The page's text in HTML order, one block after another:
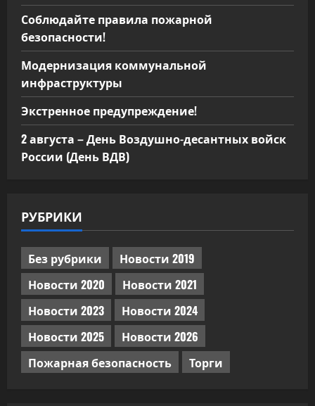
Соблюдайте правила пожарной
безопасности!
Модернизация коммунальной
инфраструктуры
Экстренное предупреждение!
2 августа – День Воздушно-десантных войск
России (День ВДВ)
РУБРИКИ
Без рубрики
Новости 2019
Новости 2020
Новости 2021
Новости 2023
Новости 2024
Новости 2025
Новости 2026
Пожарная безопасность
Торги